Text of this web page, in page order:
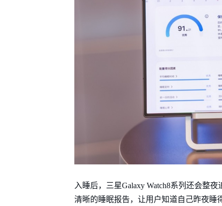
入睡后，三星Galaxy Watch8系列还会整
清晰的睡眠报告，让用户知道自己昨夜